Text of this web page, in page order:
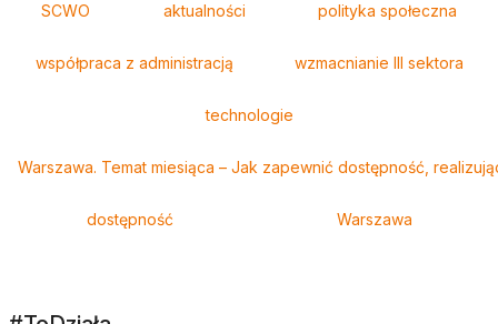
SCWO aktualności polityka społeczna
współpraca z administracją wzmacnianie III sektora
technologie
Warszawa. Temat miesiąca – Jak zapewnić dostępność,
dostępność Warszawa